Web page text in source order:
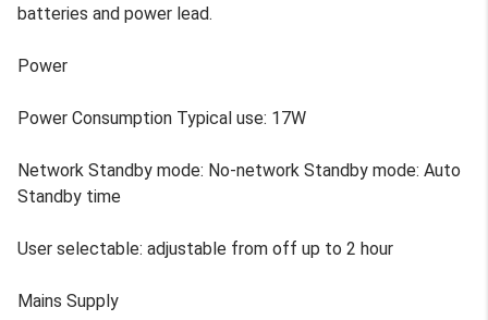
batteries and power lead.
Power
Power Consumption Typical use: 17W
Network Standby mode: No-network Standby mode: Auto
Standby time
User selectable: adjustable from off up to 2 hour
Mains Supply